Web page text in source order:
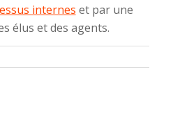
internes et par une
élus et des agents.